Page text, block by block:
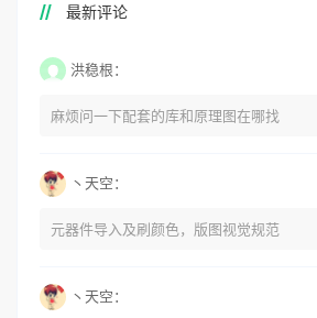
最新评论
洪稳根：
麻烦问一下配套的库和原理图在哪找
丶天空：
元器件导入及刷颜色，版图视觉规范
丶天空：